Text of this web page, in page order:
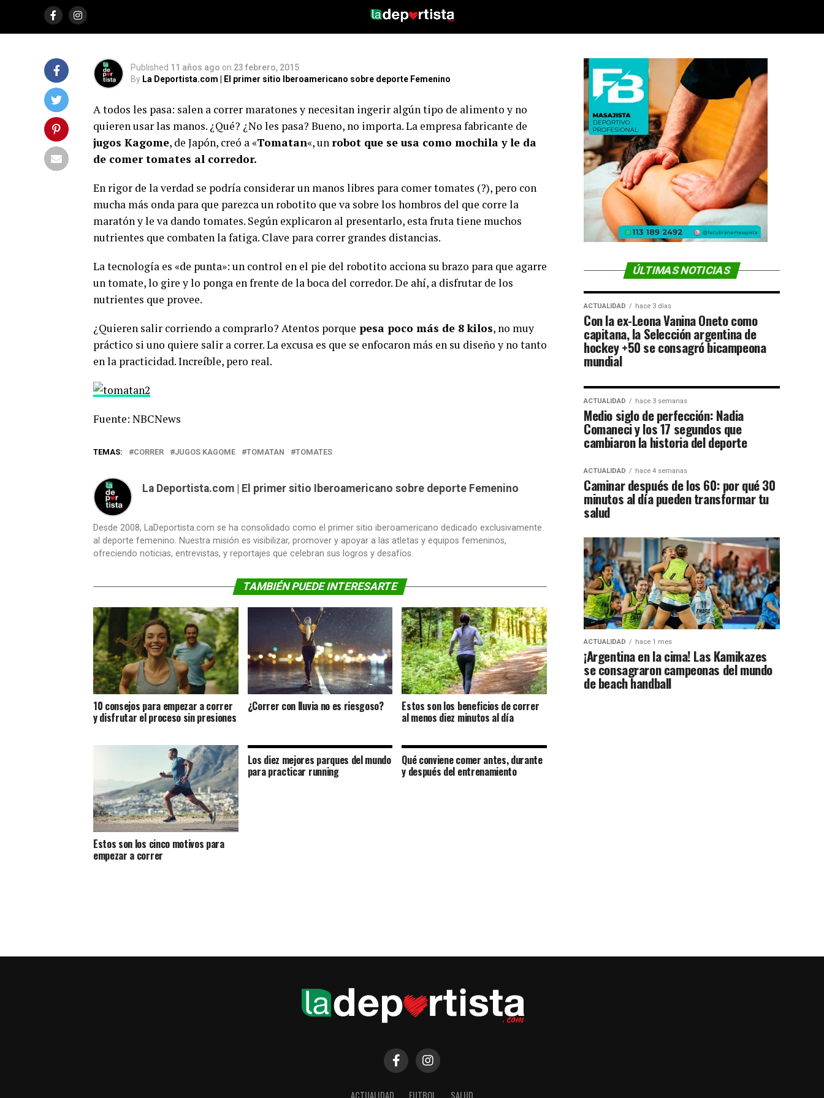
Presentaron en Japón a Tomatan, una máquina para
comer esta fruta sin usar las manos.
Published 11 años ago on 23 febrero, 2015
By La Deportista.com | El primer sitio Iberoamericano sobre deporte Femenino
A todos les pasa: salen a correr maratones y necesitan ingerir algún tipo de alimento y no
quieren usar las manos. ¿Qué? ¿No les pasa? Bueno, no importa. La empresa fabricante de
jugos Kagome, de Japón, creó a «Tomatan«, unrobot que se usa como mochila y le da
de comer tomates al corredor.
En rigor de la verdad se podría considerar un manos libres para comer tomates (?), pero con
mucha más onda para que parezca un robotito que va sobre los hombros del que corre la
maratón y le va dando tomates. Según explicaron al presentarlo, esta fruta tiene muchos
nutrientes que combaten la fatiga. Clave para correr grandes distancias.
La tecnología es «de punta»: un control en el pie del robotito acciona su brazo para que agarre
un tomate, lo gire y lo ponga en frente de la boca del corredor. De ahí, a disfrutar de los
nutrientes que provee.
¿Quieren salir corriendo a comprarlo? Atentos porque pesa poco más de 8 kilos, no muy
práctico si uno quiere salir a correr. La excusa es que se enfocaron más en su diseño y no tanto
en la practicidad. Increíble, pero real.
Fuente: NBCNews
TEMAS: CORRER JUGOS KAGOME TOMATAN TOMATES
La Deportista.com | El primer sitio Iberoamericano sobre deporte Femenino
Desde 2008, LaDeportista.com se ha consolidado como el primer sitio iberoamericano dedicado exclusivamente
al deporte femenino. Nuestra misión es visibilizar, promover y apoyar a las atletas y equipos femeninos,
ofreciendo noticias, entrevistas, y reportajes que celebran sus logros y desafíos.
TAMBIÉN PUEDE INTERESARTE
10 consejos para empezar a correr
y disfrutar el proceso sin presiones
¿Correr con lluvia no es riesgoso? Estos son los beneficios de correr
al menos diez minutos al día
Estos son los cinco motivos para
empezar a correr
Los diez mejores parques del mundo
para practicar running
Qué conviene comer antes, durante
y después del entrenamiento
ÚLTIMAS NOTICIAS
ACTUALIDAD hace 3 días
Con la ex-Leona Vanina Oneto como
capitana, la Selección argentina de
hockey +50 se consagró bicampeona
mundial
ACTUALIDAD hace 3 semanas
Medio siglo de perfección: Nadia
Comaneci y los 17 segundos que
cambiaron la historia del deporte
ACTUALIDAD hace 4 semanas
Caminar después de los 60: por qué 30
minutos al día pueden transformar tu
salud
ACTUALIDAD hace 1 mes
¡Argentina en la cima! Las Kamikazes
se consagraron campeonas del mundo
de beach handball
ACTUALIDAD FUTBOL SALUD